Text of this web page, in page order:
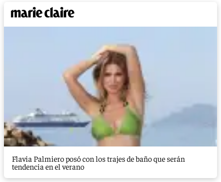
Flavia Palmiero posó con los trajes de baño que serán
tendencia en el verano